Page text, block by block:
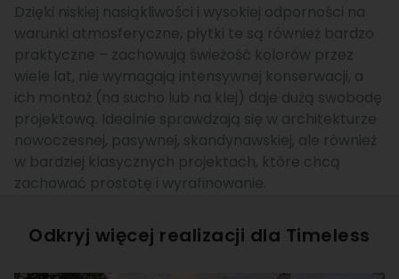
Dzięki niskiej nasiąkliwości i wysokiej odporności na
warunki atmosferyczne, płytki te są również bardzo
praktyczne – zachowują świeżość kolorów przez
wiele lat, nie wymagają intensywnej konserwacji, a
ich montaż (na sucho lub na klej) daje dużą swobodę
projektową. Idealnie sprawdzają się w architekturze
nowoczesnej, pasywnej, skandynawskiej, ale również
w bardziej klasycznych projektach, które chcą
zachować prostotę i wyrafinowanie.
Odkryj więcej realizacji dla Timeless